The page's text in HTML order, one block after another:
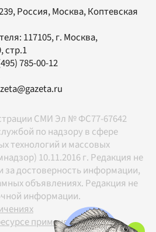
Россия, Москва, Коптевская
117105, г. Москва,
стр.1
785-00-12
СМИ Эл № ФС77-67642
по надзору в сфере
технологий и массовых
10.11.2016 г. Редакция не
за достоверность информации,
объявлениях. Редакция не
информации.
применяются